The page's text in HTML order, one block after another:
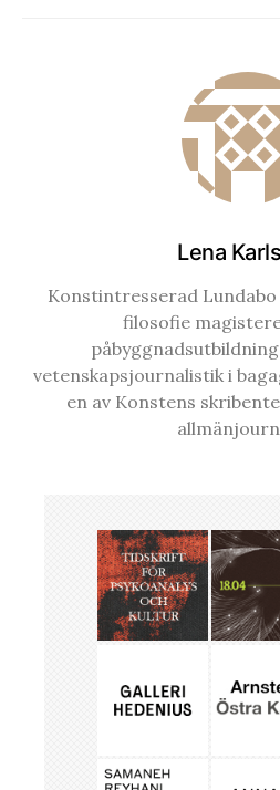
Lena
Konstintresserad
filosofie
vetenskapsjournalistik i
en av Konstens